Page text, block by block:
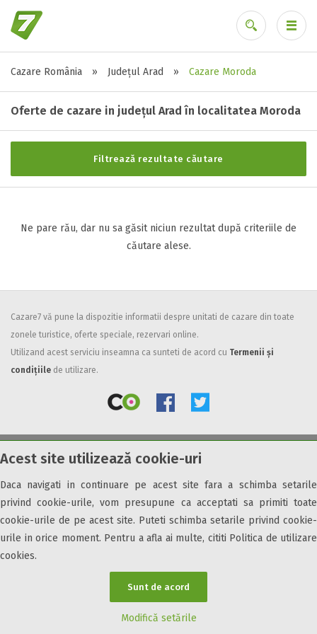
Acest site utilizează cookie-uri
Daca navigati in continuare pe acest site fara a schimba setarile
privind cookie-urile, vom presupune ca acceptati sa primiti toate
cookie-urile de pe acest site. Puteti schimba setarile privind cookie-
urile in orice moment. Pentru a afla ai multe, cititi Politica de utilizare
cookies.
Sunt de acord
Modifică setările
Cazare România » Județul Arad » Cazare Moroda
Oferte de cazare in județul Arad în localitatea Moroda
Filtrează rezultate căutare
Stele / margarete
Neclasificat
2 stele / margarete
3 stele / margarete
Facilități
Internet wireless
All inclusive
Pensiune completa
Demipensiune
Mic dejun
Accepta animale
Accepta voucher vacanta
Acces persoane cu dizabilități
Ne pare rău, dar nu sa găsit niciun rezultat după criteriile de
căutare alese.
Cazare7 vă pune la dispozitie informatii despre unitati de cazare din toate
zonele turistice, oferte speciale, rezervari online.
Utilizand acest serviciu inseamna ca sunteti de acord cu Termenii și
condițiile de utilizare.
© 2026 Cazare7. Toate drepturile rezervate.
Obiective turistice Informații utile Parteneri Cazare7 Harta Cazare7